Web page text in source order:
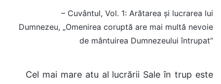
– Cuvântul, Vol. 1: Arătarea și lucrarea lui
Dumnezeu, „Omenirea coruptă are mai multă nevoie
de mântuirea Dumnezeului întrupat”
Cel mai mare atu al lucrării Sale în trup este